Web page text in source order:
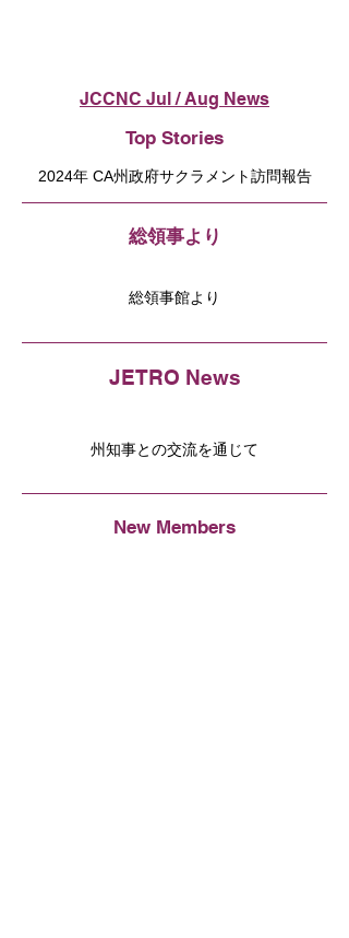
JCCNC Jul / Aug News
Top Stories
2024年 CA州政府サクラメント訪問報告
総領事より
総領事館より
JETRO News
州知事との交流を通じて
New Members